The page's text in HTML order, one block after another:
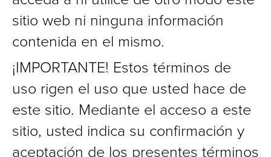
sitio web ni ninguna información
contenida en el mismo.
¡IMPORTANTE! Estos términos de
uso rigen el uso que usted hace de
este sitio. Mediante el acceso a este
sitio, usted indica su confirmación y
aceptación de los presentes términos